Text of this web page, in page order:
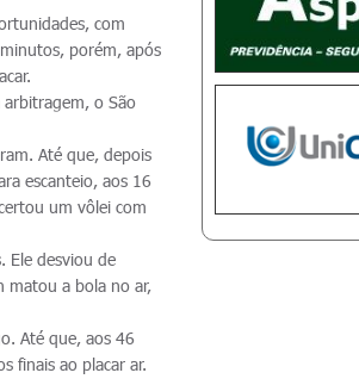
com
porém, após
o São
Até que, depois
escanteio, aos 16
um vôlei com
Ele desviou de
matou a bola no ar,
Até que, aos 46
finais ao placar ar.